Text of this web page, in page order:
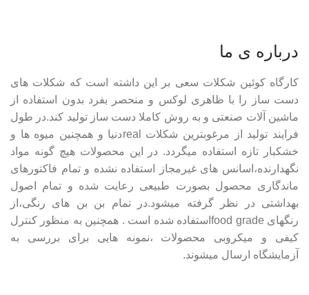
درباره ی ما
کارگاه کوئین شکلات سعی بر این داشته است که شکلات های
دست ساز را با ظاهری لوکس و منحصر بفرد بدون استفاده از
ماشین آلات صنعتی و به روش کاملا دست ساز تولید کند.در طول
فرایند تولید از مرغوبترین شکلات realدنیا و همچنین میوه ها و
خشکبار تازه استفاده میگردد. در این محصولات هیچ گونه مواد
نگهدارنده،اسانس های غیرمجاز استفاده نشده و تمام فاکتورهای
ماندگاری محصول بصورت طبیعی رعایت شده و تمام اصول
بهداشتی در نظر گرفته میشود.در تمام بن بن های رنگی،از
رنگهای food gradeاستفاده شده است . همچنین به منظور کنترل
کیفی و میکروبی محصولات ،نمونه هایی برای بررسی به
آزمایشگاه ارسال میشوند.